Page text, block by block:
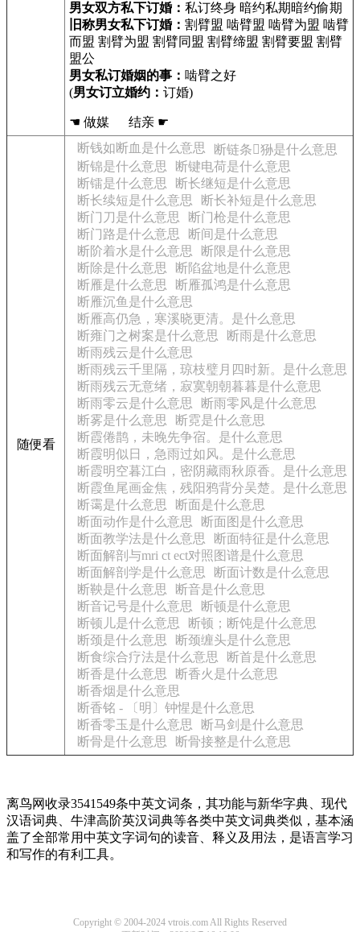
男女双方私下订婚： 私订终身 暗约私期暗约偷期
旧称男女私下订婚： 割臂盟 啮臂盟 啮臂为盟 啮臂
而盟 割臂为盟 割臂同盟 割臂缔盟 割臂要盟 割臂
盟公
男女私订婚姻的事： 啮臂之好
(男女订立婚约： 订婚)
☚ 做媒 结亲 ☛
随便看
断钱如断血是什么意思
断链条𱮏狲是什么意思
断锦是什么意思
断键电荷是什么意思
断镭是什么意思
断长继短是什么意思
断长续短是什么意思
断长补短是什么意思
断门刀是什么意思
断门枪是什么意思
断门路是什么意思
断间是什么意思
断阶着水是什么意思
断限是什么意思
断除是什么意思
断陷盆地是什么意思
断雁是什么意思
断雁孤鸿是什么意思
断雁沉鱼是什么意思
断雁高仍急，寒溪晓更清。是什么意思
断雍门之树案是什么意思
断雨是什么意思
断雨残云是什么意思
断雨残云千里隔，琼枝璧月四时新。是什么意思
断雨残云无意绪，寂寞朝朝暮暮是什么意思
断雨零云是什么意思
断雨零风是什么意思
断雾是什么意思
断霓是什么意思
断霞倦鹊，未晚先争宿。是什么意思
断霞明似日，急雨过如风。是什么意思
断霞明空暮江白，密阴藏雨秋原香。是什么意思
断霞鱼尾画金焦，残阳鸦背分吴楚。是什么意思
断霭是什么意思
断面是什么意思
断面动作是什么意思
断面图是什么意思
断面教学法是什么意思
断面特征是什么意思
断面解剖与mri ct ect对照图谱是什么意思
断面解剖学是什么意思
断面计数是什么意思
断鞅是什么意思
断音是什么意思
断音记号是什么意思
断顿是什么意思
断顿儿是什么意思
断顿；断饨是什么意思
断颈是什么意思
断颈缠头是什么意思
断食综合疗法是什么意思
断首是什么意思
断香是什么意思
断香火是什么意思
断香烟是什么意思
断香铭 - 〔明〕钟惺是什么意思
断香零玉是什么意思
断马剑是什么意思
断骨是什么意思
断骨接整是什么意思
离鸟网收录3541549条中英文词条，其功能与新华字典、现代
汉语词典、牛津高阶英汉词典等各类中英文词典类似，基本涵
盖了全部常用中英文字词句的读音、释义及用法，是语言学习
和写作的有利工具。
Copyright © 2004-2024 vtrois.com All Rights Reserved